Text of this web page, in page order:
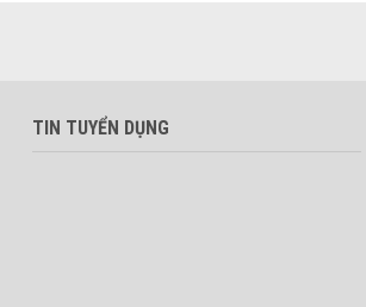
TIN TUYỂN DỤNG